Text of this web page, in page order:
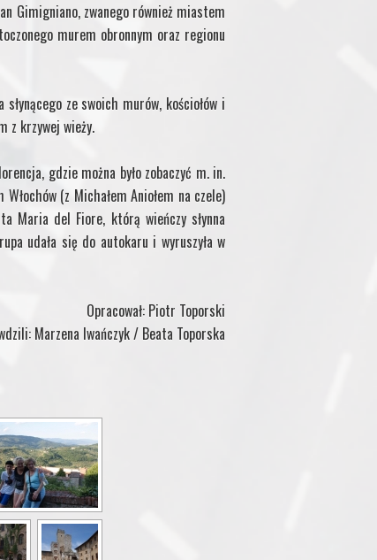
Gimigniano, zwanego również miastem
murem obronnym oraz regionu
ze swoich murów, kościołów i
z krzywej wieży.
gdzie można było zobaczyć m. in.
(z Michałem Aniołem na czele)
Maria del Fiore, którą wieńczy słynna
udała się do autokaru i wyruszyła w
Opracował: Piotr Toporski
Marzena Iwańczyk / Beata Toporska